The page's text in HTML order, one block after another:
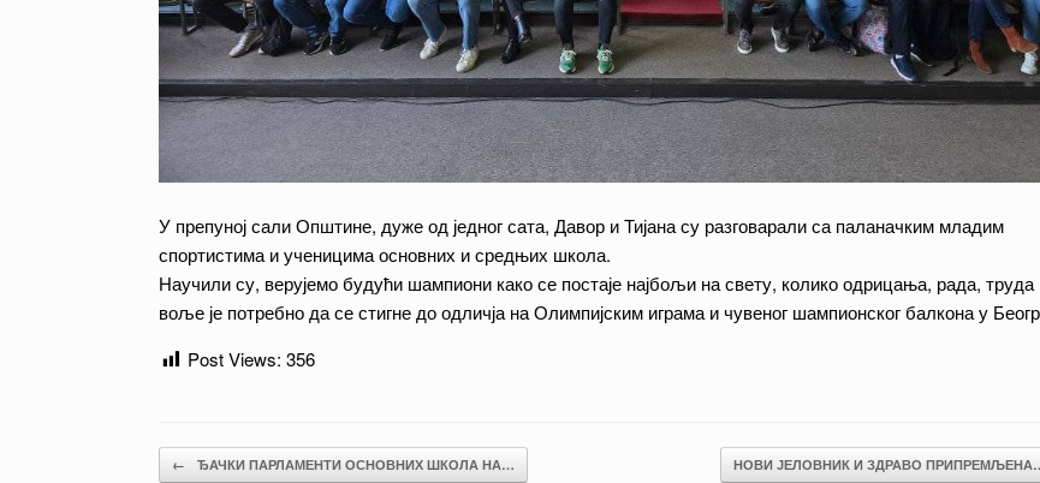
У препуној сали Општине, дуже од једног сата, Давор и Тијана су разговарали са паланачким младим
спортистима и ученицима основних и средњих школа.
Научили су, верујемо будући шампиони како се постаје најбољи на свету, колико одрицања, рада, труда
воље је потребно да се стигне до одличја на Олимпијским играма и чувеног шампионског балкона у
Post Views: 356
Post navigation
← ЂАЧКИ ПАРЛАМЕНТИ ОСНОВНИХ ШКОЛА НА… НОВИ ЈЕЛОВНИК И ЗДРАВО